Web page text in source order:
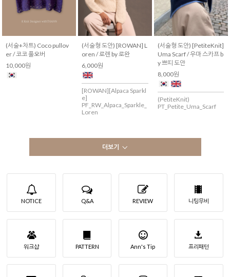
(서술+차트) Coco pullov
er / 코코 풀오버
10,000원
(서술형 도안) [ROWAN] L
oren / 로렌 by 로완
6,000원
[ROWAN][Alpaca Sparkl
e]
PF_RW_Alpaca_Sparkle_
Loren
(서술형 도안) [PetiteKnit]
Uma Scarf / 우마 스카프 b
y 쁘띠 도안
8,000원
(PetiteKnit)
PT_Petite_Uma_Scarf
더보기
NOTICE Q&A REVIEW 니팅무비
워크샵 PATTERN Ann's Tip 프리패턴